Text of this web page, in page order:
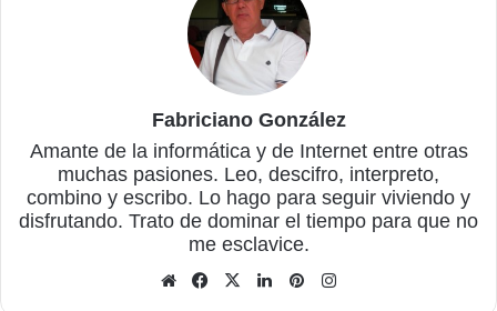
Fabriciano González
Amante de la informática y de Internet entre otras
muchas pasiones. Leo, descifro, interpreto,
combino y escribo. Lo hago para seguir viviendo y
disfrutando. Trato de dominar el tiempo para que no
me esclavice.
Sitio
Facebook
X LinkedInPinterest